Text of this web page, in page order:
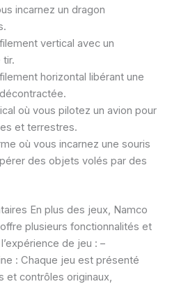
incarnez un dragon
vertical avec un
horizontal libérant une
où vous pilotez un avion pour
et terrestres.
où vous incarnez une souris
des objets volés par des
En plus des jeux, Namco
plusieurs fonctionnalités et
de jeu : –
: Chaque jeu est présenté
et contrôles originaux,